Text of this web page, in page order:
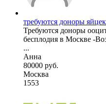
требуются доноры
Требуются доноры
бесплодия в Москве -
...
Анна
80000 руб.
Москва
1553